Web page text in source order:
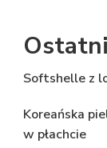
Softshelle z
Koreańska
w płachcie